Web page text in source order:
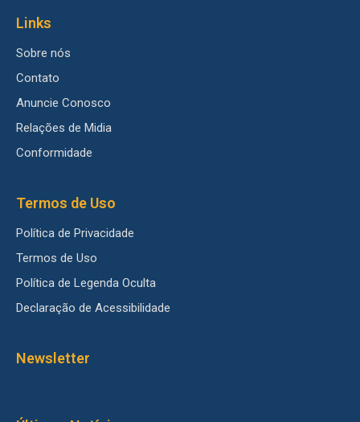
Links
Sobre nós
Contato
Anuncie Conosco
Relações de Midia
Conformidade
Termos de Uso
Política de Privacidade
Termos de Uso
Política de Legenda Oculta
Declaração de Acessibilidade
Newsletter